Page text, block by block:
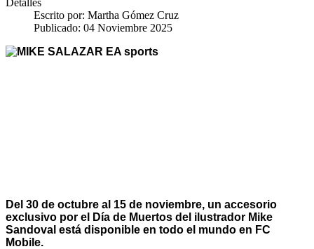
Escrito por: Martha Gómez Cruz
Publicado: 04 Noviembre 2025
Del 30 de octubre al 15 de noviembre, un accesorio
exclusivo por el Día de Muertos del ilustrador Mike
Sandoval está disponible en todo el mundo en FC
Mobile.